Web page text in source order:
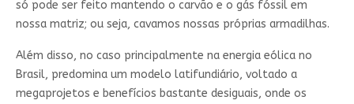
só pode ser feito mantendo o carvão e o gás fóssil em
nossa matriz; ou seja, cavamos nossas próprias armadilhas.
Além disso, no caso principalmente na energia eólica no
Brasil, predomina um modelo latifundiário, voltado a
megaprojetos e benefícios bastante desiguais, onde os